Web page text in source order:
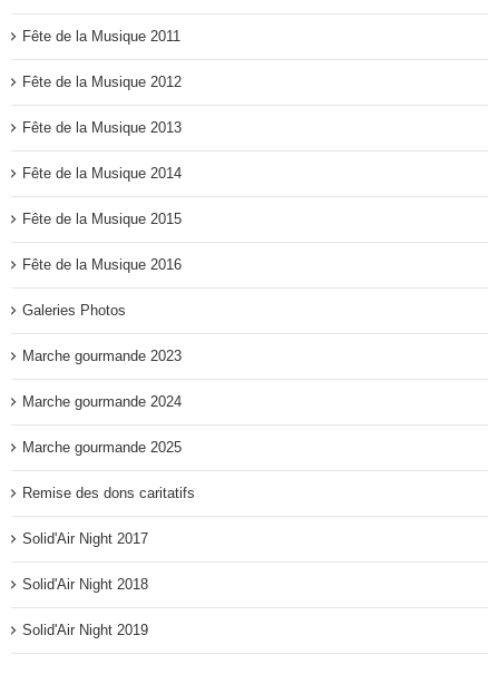
Fête de la Musique 2011
Fête de la Musique 2012
Fête de la Musique 2013
Fête de la Musique 2014
Fête de la Musique 2015
Fête de la Musique 2016
Galeries Photos
Marche gourmande 2023
Marche gourmande 2024
Marche gourmande 2025
Remise des dons caritatifs
Solid'Air Night 2017
Solid'Air Night 2018
Solid'Air Night 2019